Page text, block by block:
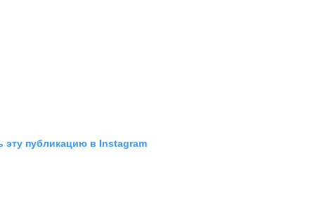
эту публикацию в Instagram